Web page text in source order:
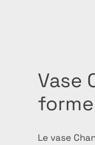
Vase
Le vase